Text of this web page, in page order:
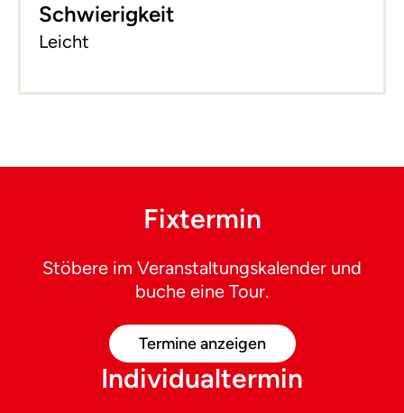
Schwierigkeit
Leicht
Fixtermin
Stöbere im Veranstaltungskalender und
buche eine Tour.
Termine anzeigen
Individualtermin